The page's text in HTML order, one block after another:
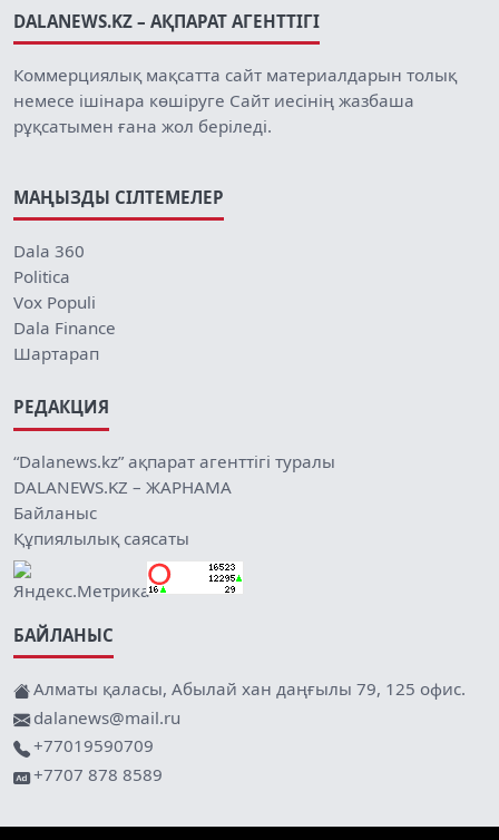
DALANEWS.KZ – АҚПАРАТ АГЕНТТІГІ
Коммерциялық мақсатта сайт материалдарын толық
немесе ішінара көшіруге Сайт иесінің жазбаша
рұқсатымен ғана жол беріледі.
МАҢЫЗДЫ СІЛТЕМЕЛЕР
Dala 360
Politica
Vox Populi
Dala Finance
Шартарап
РЕДАКЦИЯ
“Dalanews.kz” ақпарат агенттігі туралы
DALANEWS.KZ – ЖАРНАМА
Байланыс
Құпиялылық саясаты
БАЙЛАНЫС
Алматы қаласы, Абылай хан даңғылы 79, 125 офис.
dalanews@mail.ru
+77019590709
+7707 878 8589